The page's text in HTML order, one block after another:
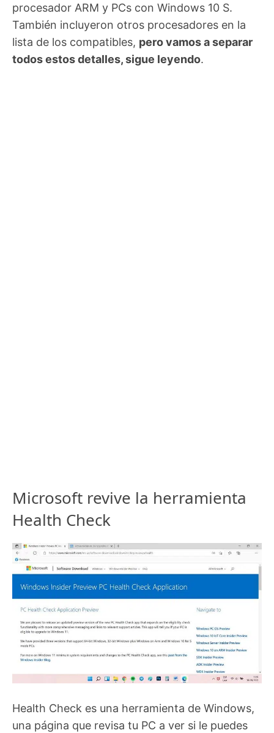
procesador ARM y PCs con Windows 10 S.
También incluyeron otros procesadores en la
lista de los compatibles, pero vamos a separar
todos estos detalles, sigue leyendo.
Microsoft revive la herramienta
Health Check
Health Check es una herramienta de Windows,
una página que revisa tu PC a ver si le puedes